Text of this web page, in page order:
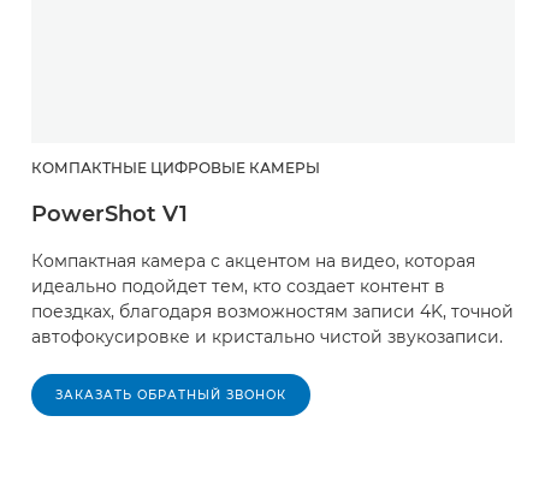
КОМПАКТНЫЕ ЦИФРОВЫЕ КАМЕРЫ
PowerShot V1
Компактная камера с акцентом на видео, которая
идеально подойдет тем, кто создает контент в
поездках, благодаря возможностям записи 4K, точной
автофокусировке и кристально чистой звукозаписи.
ЗАКАЗАТЬ ОБРАТНЫЙ ЗВОНОК